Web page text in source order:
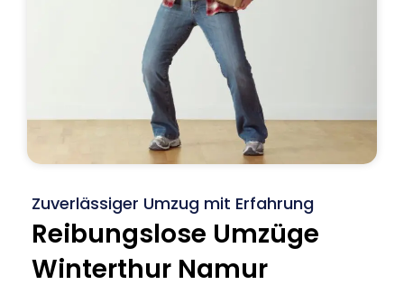
Zuverlässiger Umzug mit Erfahrung
Reibungslose Umzüge
Winterthur Namur